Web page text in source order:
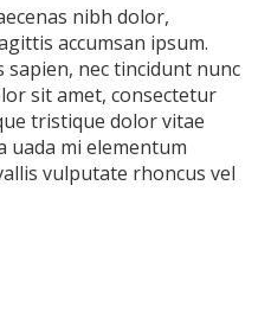
nibh dolor,
accumsan ipsum.
nec tincidunt nunc
sit amet, consectetur
tristique dolor vitae
uada mi elementum
vulputate rhoncus vel